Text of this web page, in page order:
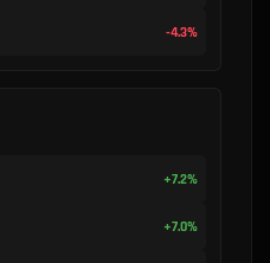
-4.3%
+7.2%
+7.0%